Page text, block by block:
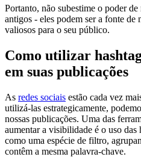
Portanto, não subestime o poder
antigos - eles podem ser a fonte de
valiosos para o seu público.
Como utilizar
em suas publicações
As redes sociais estão cada vez
utilizá-las estrategicamente,
nossas publicações. Uma das
aumentar a visibilidade é o uso das
como uma espécie de filtro,
contêm a mesma palavra-chave.